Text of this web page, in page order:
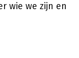
wie we zijn en